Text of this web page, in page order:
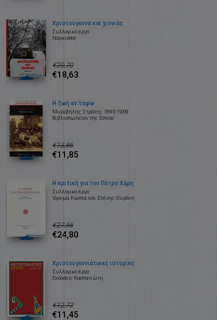
Χριστούγεννα και χιονιάς
Συλλογικό έργο
Νάρκισσος
€20,70
€18,63
Η ζωή εν τάφω
Μυριβήλης Στράτης 1890-1969
Βιβλιοπωλείον της Εστίας
€13,86
€11,85
Η κριτική για τον Πέτρο Χάρη
Συλλογικό έργο
Ίδρυμα Κώστα και Ελένης Ουράνη
€27,56
€24,80
Χριστουγεννιάτικες ιστορίες
Συλλογικό έργο
Εκδόσεις Καστανιώτη
€12,72
€11,45